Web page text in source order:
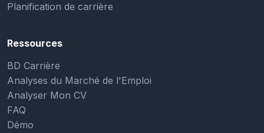
Planification de carrière
Ressources
BD Carrière
Analyses du Marché de l'Emploi
Analyser Mon CV
FAQ
Démo